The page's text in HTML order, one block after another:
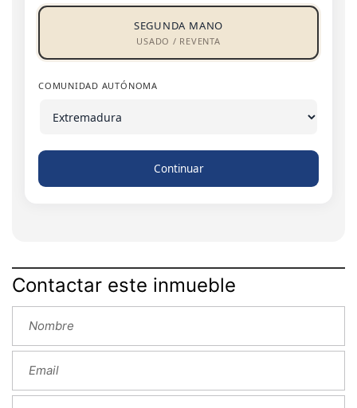
SEGUNDA MANO
USADO / REVENTA
COMUNIDAD AUTÓNOMA
Continuar
Contactar este inmueble